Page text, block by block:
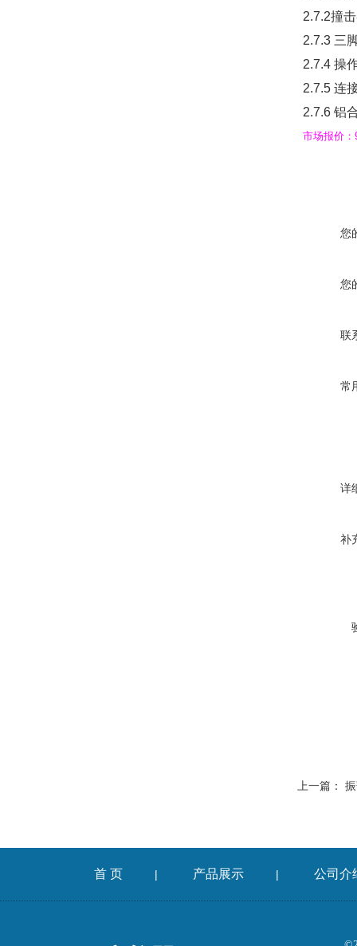
2.7.2撞
2.7.3 三
2.7.4 操
2.7.5 连
2.7.6 铝
市场报价
您
您
联
常
详
补
上一篇：
首 页 | 产品展示 | 公司介